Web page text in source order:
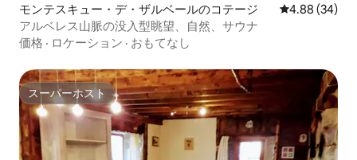
モンテスキュー・デ・ザルベールのコテージ レビュー34
4.88 (34)
アルベレス山脈の没入型眺望、自然、サウナ
価格 · ロケーション · おもてなし
スーパーホスト
スーパーホスト